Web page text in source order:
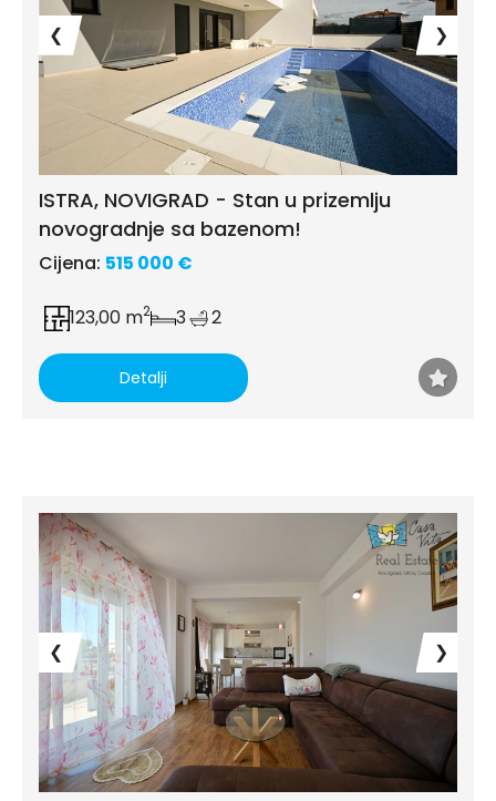
❮ ❯
ISTRA, NOVIGRAD - Stan u prizemlju
novogradnje sa bazenom!
Cijena: 515 000 €
123,00 m2 3 2
Detalji
❮ ❯